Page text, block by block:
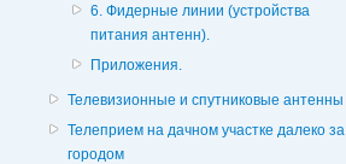
6. Фидерные линии (устройства
питания антенн).
Приложения.
Телевизионные и спутниковые антенны
Телеприем на дачном участке далеко за
городом